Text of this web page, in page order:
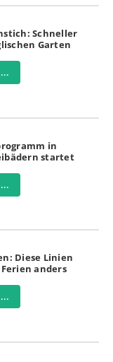
Schneller
Garten
in
startet
Diese Linien
anders